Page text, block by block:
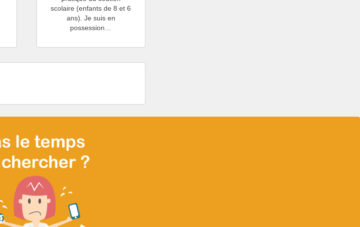
scolaire (enfants de 8 et 6
ans). Je suis en
possession…